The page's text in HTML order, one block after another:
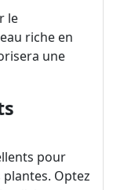
le
riche en
une
pour
Optez